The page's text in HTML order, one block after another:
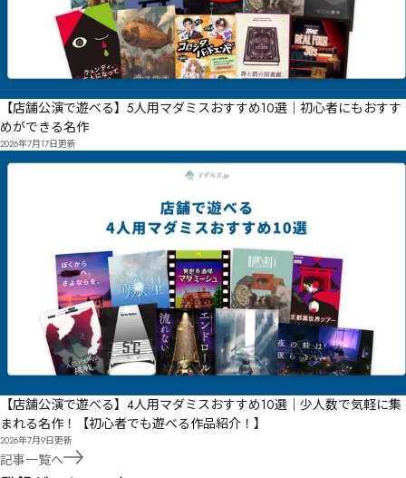
【店舗公演で遊べる】5人用マダミスおすすめ10選｜初心者にもおすす
めができる名作
2026年7月17日更新
【店舗公演で遊べる】4人用マダミスおすすめ10選｜少人数で気軽に集
まれる名作！【初心者でも遊べる作品紹介！】
2026年7月9日更新
記事一覧へ